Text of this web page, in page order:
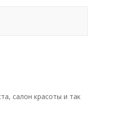
салон красоты и так